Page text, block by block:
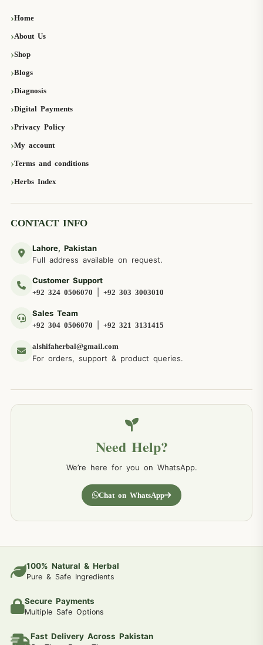
Home
About Us
Shop
Blogs
Diagnosis
Digital Payments
Privacy Policy
My account
Terms and conditions
Herbs Index
CONTACT INFO
Lahore, Pakistan
Full address available on request.
Customer Support
+92 324 0506070 +92 303 3003010
Sales Team
+92 304 0506070 +92 321 3131415
alshifaherbal@gmail.com
For orders, support & product queries.
Need Help?
We’re here for you on WhatsApp.
Chat on WhatsApp
100% Natural & Herbal
Pure & Safe Ingredients
Secure Payments
Multiple Safe Options
Fast Delivery Across Pakistan